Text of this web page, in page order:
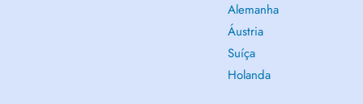
Alemanha
Áustria
Suíça
Holanda